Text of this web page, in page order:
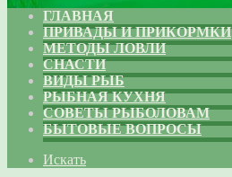
ГЛАВНАЯ
ПРИВАДЫ И ПРИКОРМКИ
МЕТОДЫ ЛОВЛИ
СНАСТИ
ВИДЫ РЫБ
РЫБНАЯ КУХНЯ
СОВЕТЫ РЫБОЛОВАМ
БЫТОВЫЕ ВОПРОСЫ
Искать